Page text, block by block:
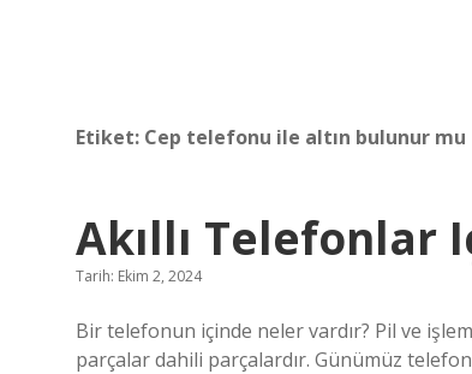
Etiket: Cep telefonu ile altın bulunur mu
Akıllı Telefonlar
Tarih: Ekim 2, 2024
Bir telefonun içinde neler vardır? Pil ve
parçalar dahili parçalardır. Günümüz